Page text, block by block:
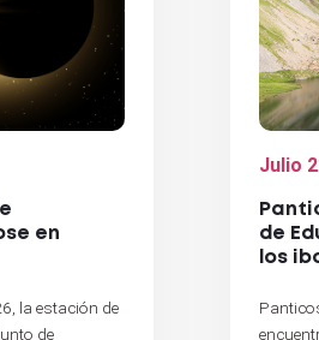
en
la estación de
de
Julio
de
los